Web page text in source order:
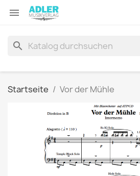

search
Startseite Vor der Mühle